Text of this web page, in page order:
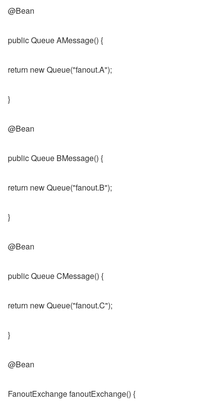
@Bean
public Queue AMessage() {
return new Queue("fanout.A");
}
@Bean
public Queue BMessage() {
return new Queue("fanout.B");
}
@Bean
public Queue CMessage() {
return new Queue("fanout.C");
}
@Bean
FanoutExchange fanoutExchange() {